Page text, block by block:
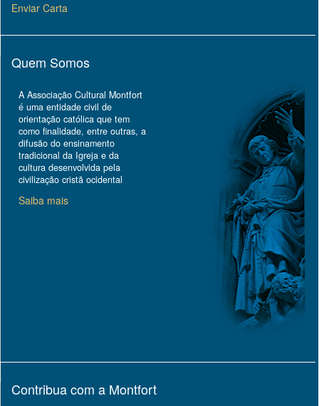
Enviar Carta
Quem Somos
A Associação Cultural Montfort
é uma entidade civil de
orientação católica que tem
como finalidade, entre outras, a
difusão do ensinamento
tradicional da Igreja e da
cultura desenvolvida pela
civilização cristã ocidental
Saiba mais
Contribua com a Montfort